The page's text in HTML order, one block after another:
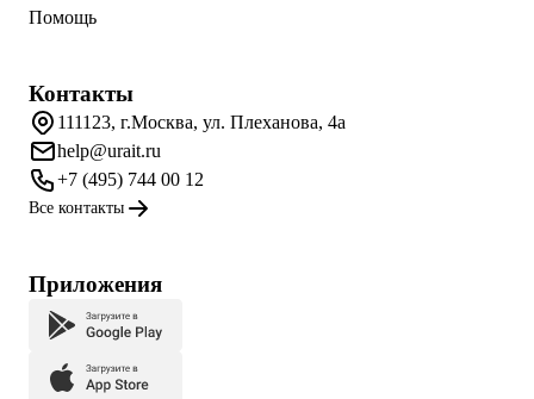
Помощь
Контакты
111123, г.Москва, ул. Плеханова, 4а
help@urait.ru
+7 (495) 744 00 12
Все контакты
Приложения